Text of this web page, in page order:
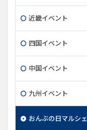
近畿イベント
四国イベント
中国イベント
九州イベント
おんぶの日マルシェ